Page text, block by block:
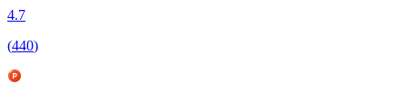
4.7
(440)